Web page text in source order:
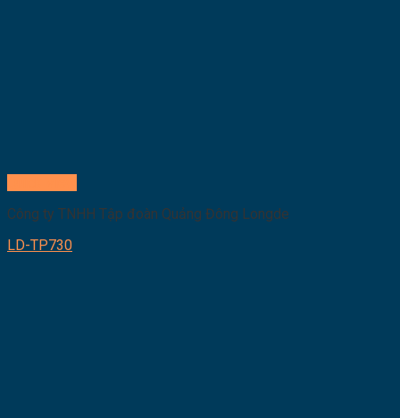
Công ty TNHH Tập đoàn Quảng Đông Longde
LD-TP730